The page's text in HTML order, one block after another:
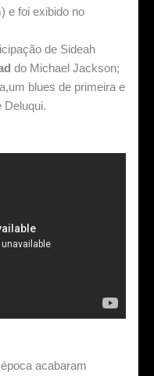
e foi exibido no
de Sideah
do Michael Jackson;
blues de primeira e
Deluqui.
acabaram